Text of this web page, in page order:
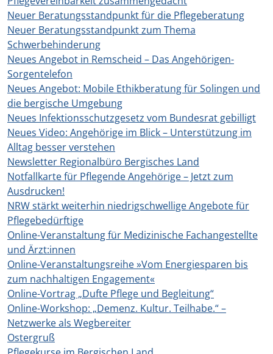
Neuer Beratungsstandpunkt für die Pflegeberatung
Neuer Beratungsstandpunkt zum Thema
Schwerbehinderung
Neues Angebot in Remscheid – Das Angehörigen-
Sorgentelefon
Neues Angebot: Mobile Ethikberatung für Solingen und
die bergische Umgebung
Neues Infektionsschutzgesetz vom Bundesrat gebilligt
Neues Video: Angehörige im Blick – Unterstützung im
Alltag besser verstehen
Newsletter Regionalbüro Bergisches Land
Notfallkarte für Pflegende Angehörige – Jetzt zum
Ausdrucken!
NRW stärkt weiterhin niedrigschwellige Angebote für
Pflegebedürftige
Online-Veranstaltung für Medizinische Fachangestellte
und Ärzt:innen
Online-Veranstaltungsreihe »Vom Energiesparen bis
zum nachhaltigen Engagement«
Online-Vortrag „Dufte Pflege und Begleitung“
Online-Workshop: „Demenz. Kultur. Teilhabe.“ –
Netzwerke als Wegbereiter
Ostergruß